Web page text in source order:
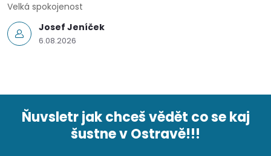
Josef Jeníček
6.08.2026
Velká spokojenost
Ňuvsletr jak chceš vědět co se kaj
šustne v Ostravě!!!